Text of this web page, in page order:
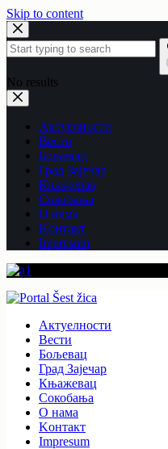
Skip to content
No results
Актуелности
Вести
Бољевац
Град Зајечар
Књажевац
Сокобања
O нама
Kонтакт
Impresum
Актуелности
Вести
Бољевац
Град Зајечар
Књажевац
Сокобања
O нама
Kонтакт
Impresum